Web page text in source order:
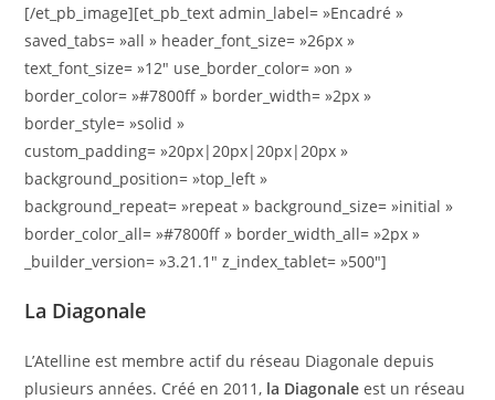
[/et_pb_image][et_pb_text admin_label= »Encadré »
saved_tabs= »all » header_font_size= »26px »
text_font_size= »12″ use_border_color= »on »
border_color= »#7800ff » border_width= »2px »
border_style= »solid »
custom_padding= »20px|20px|20px|20px »
background_position= »top_left »
background_repeat= »repeat » background_size= »initial »
border_color_all= »#7800ff » border_width_all= »2px »
_builder_version= »3.21.1″ z_index_tablet= »500″]
La Diagonale
L’Atelline est membre actif du réseau Diagonale depuis
plusieurs années. Créé en 2011, la Diagonale est un réseau